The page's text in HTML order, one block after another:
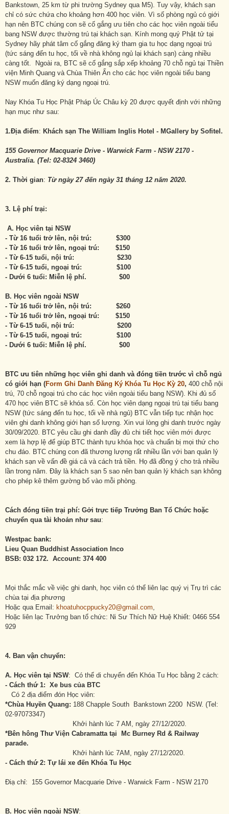
Bankstown, 25 km từ phi trường Sydney qua M5). Tuy vậy, khách sạn
chỉ có sức chứa cho khoảng hơn 400 học viên. Vì số phòng ngủ có giới
hạn nên BTC chúng con sẽ cố gắng ưu tiên cho các học viên ngoài tiểu
bang NSW được thường trú tại khách sạn. Kính mong quý Phật tử tại
Sydney hãy phát tâm cố gắng đăng ký tham gia tu học dạng ngoại trú
(tức sáng đến tu học, tối về nhà không ngủ lại khách sạn) càng nhiều
càng tốt. Ngoài ra, BTC sẽ cố gắng sắp xếp khoảng 70 chỗ ngủ tại Thiền
viện Minh Quang và Chùa Thiên Ấn cho các học viên ngoài tiểu bang
NSW muốn đăng ký dạng ngoại trú.
Nay Khóa Tu Học Phật Pháp Úc Châu kỳ 20 được quyết định với những
hạn mục như sau:
1.Địa điểm: Khách sạn The William Inglis Hotel - MGallery by Sofitel.
155 Governor Macquarie Drive - Warwick Farm - NSW 2170 -
Australia. (Tel: 02-8324 3460)
2. Thời gian: Từ ngày 27 đến ngày 31 tháng 12 năm 2020.
3. Lệ phí trại:
A. Học viên tại NSW
- Từ 16 tuổi trở lên, nội trú: $300
- Từ 16 tuổi trở lên, ngoại trú: $150
- Từ 6-15 tuổi, nội trú: $230
- Từ 6-15 tuổi, ngoại trú: $100
- Dưới 6 tuổi: Miễn lệ phí. $00
B. Học viên ngoài NSW
- Từ 16 tuổi trở lên, nội trú: $260
- Từ 16 tuổi trở lên, ngoại trú: $150
- Từ 6-15 tuổi, nội trú: $200
- Từ 6-15 tuổi, ngoại trú: $100
- Dưới 6 tuổi: Miễn lệ phí. $00
BTC ưu tiên những học viên ghi danh và đóng tiền trước vì chỗ ngủ
có giới hạn (Form Ghi Danh Đăng Ký Khóa Tu Học Kỳ 20, 400 chỗ nội
trú, 70 chỗ ngoại trú cho các học viên ngoài tiểu bang NSW). Khi đủ số
470 học viên BTC sẽ khóa sổ. Còn học viên dạng ngoại trú tại tiểu bang
NSW (tức sáng đến tu học, tối về nhà ngủ) BTC vẫn tiếp tục nhận học
viên ghi danh không giới hạn số lượng. Xin vui lòng ghi danh trước ngày
30/09/2020. BTC yêu cầu ghi danh đầy đủ chi tiết học viên mới được
xem là hợp lệ để giúp BTC thành tựu khóa học và chuẩn bị mọi thứ cho
chu đáo. BTC chúng con đã thương lượng rất nhiều lần với ban quản lý
khách sạn về vấn đề giá cả và cách trả tiền. Họ đã đồng ý cho trả nhiều
lần trong năm. Đây là khách sạn 5 sao nên ban quản lý khách sạn không
cho phép kê thêm gường bố vào mỗi phòng.
Cách đóng tiền trại phí: Gởi trực tiếp Trưởng Ban Tổ Chức hoặc
chuyển qua tài khoản như sau:
Westpac bank:
Lieu Quan Buddhist Association Inco
BSB: 032 172. Account: 374 400
Mọi thắc mắc về việc ghi danh, học viên có thể liên lạc quý vị Trụ trì các
chùa tại địa phương
Hoặc qua Email: khoatuhocppucky20@gmail.com,
Hoặc liên lạc Trưởng ban tổ chức: Ni Sư Thích Nữ Huệ Khiết: 0466 554
929
4. Ban vận chuyển:
A. Học viên tại NSW: Có thể di chuyển đến Khóa Tu Học bằng 2 cách:
- Cách thứ 1: Xe bus của BTC
Có 2 địa điểm đón Học viên:
*Chùa Huyền Quang: 188 Chapple South Bankstown 2200 NSW. (Tel:
02-97073347)
Khởi hành lúc 7 AM, ngày 27/12/2020.
*Bên hông Thư Viện Cabramatta tại Mc Burney Rd & Railway
parade.
Khởi hành lúc 7AM, ngày 27/12/2020.
- Cách thứ 2: Tự lái xe đến Khóa Tu Học
Điạ chỉ: 155 Governor Macquarie Drive - Warwick Farm - NSW 2170
B. Học viên ngoài NSW: